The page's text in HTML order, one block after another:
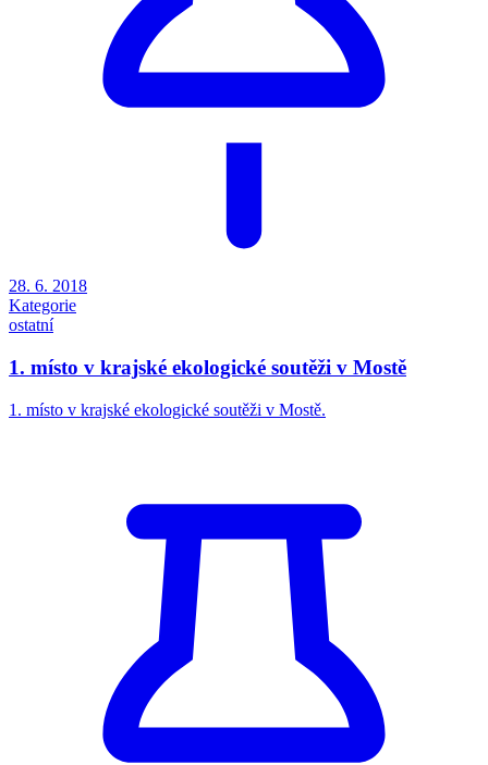
28. 6. 2018
Kategorie
ostatní
1. místo v krajské ekologické soutěži v Mostě
1. místo v krajské ekologické soutěži v Mostě.